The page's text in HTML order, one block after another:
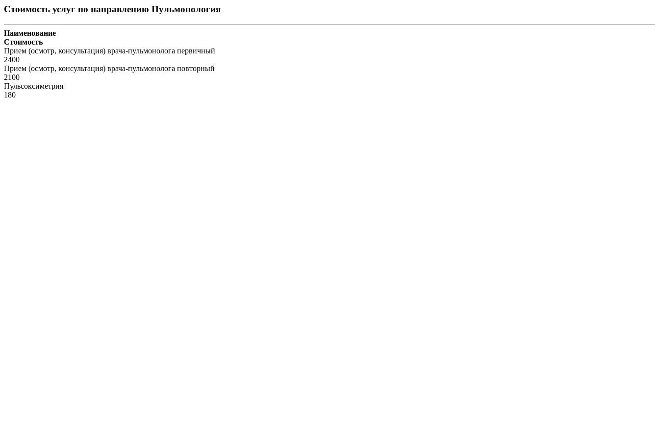
Стоимость услуг по направлению Пульмонология
Наименование
Стоимость
Прием (осмотр, консультация) врача-пульмонолога первичный
2400
Прием (осмотр, консультация) врача-пульмонолога повторный
2100
Пульсоксиметрия
180